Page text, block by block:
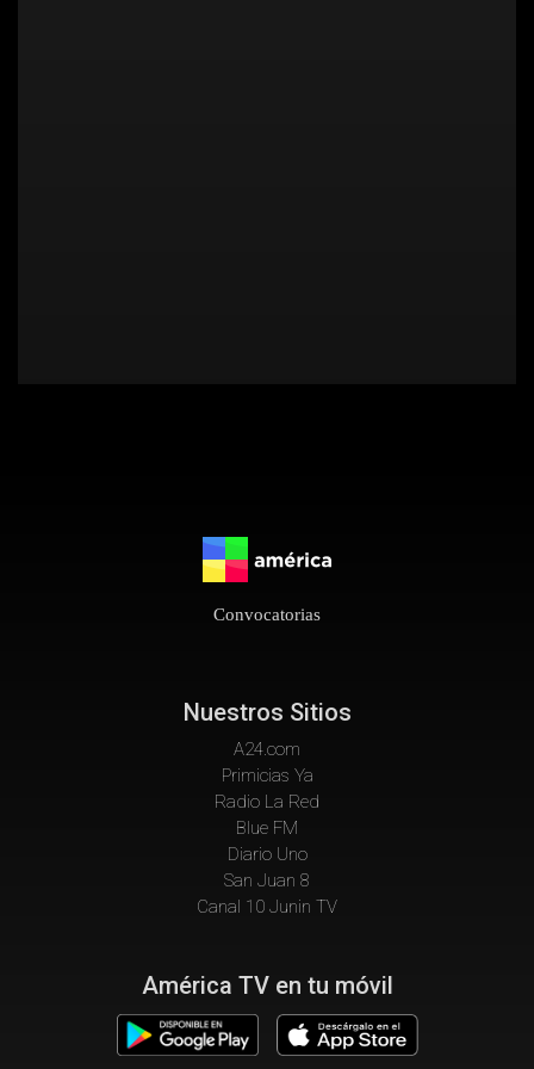
Convocatorias
Nuestros Sitios
A24.com
Primicias Ya
Radio La Red
Blue FM
Diario Uno
San Juan 8
Canal 10 Junin TV
América TV en tu móvil